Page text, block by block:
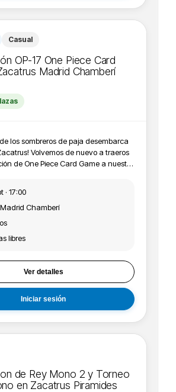
Casual
OP-17 One Piece Card
Madrid Chamberí
los sombreros de paja desembarca
Volvemos de nuevo a traeros
de One Piece Card Game a nuestra
Nakama!
que todos los eventos de
Game deben estar registrados en
se apunten crearse cuenta y
· 17:00
Chamberí
libres
Ver detalles
Iniciar sesión
de Rey Mono 2 y Torneo
en Zacatrus Piramides